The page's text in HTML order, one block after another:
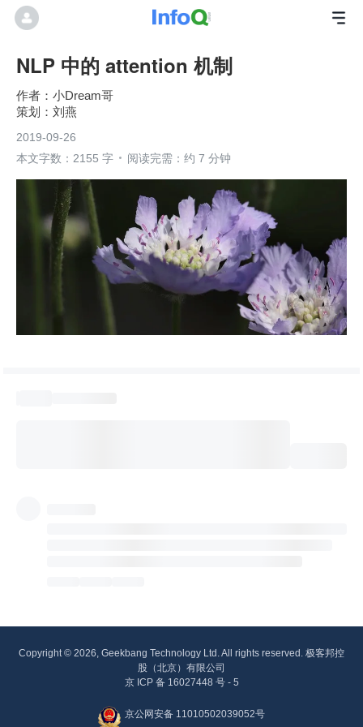
NLP 中的 attention 机制
小Dream哥
刘燕
2019-09-26
本文字数：2155 字
阅读完需：约 7 分钟
Copyright © 2026, Geekbang Technology Ltd. All rights reserved. 极客邦控
股（北京）有限公司
京 ICP 备 16027448 号 - 5
京公网安备 11010502039052号